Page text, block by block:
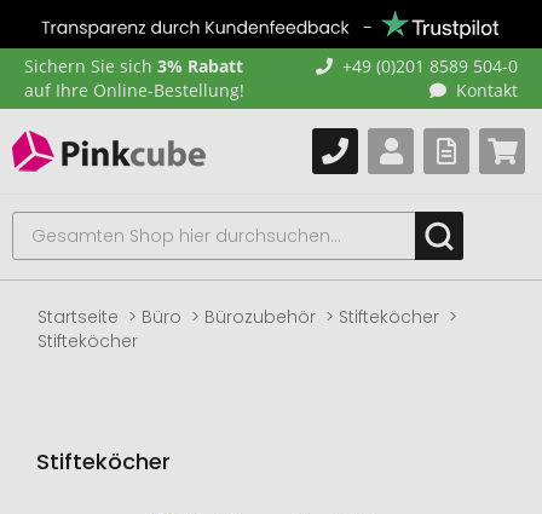
Sichern Sie sich 3% Rabatt
auf Ihre Online-Bestellung!
+49 (0)201 8589 504-0
Kontakt
Startseite Büro Bürozubehör
Stifteköcher
Stifteköcher
Stifteköcher